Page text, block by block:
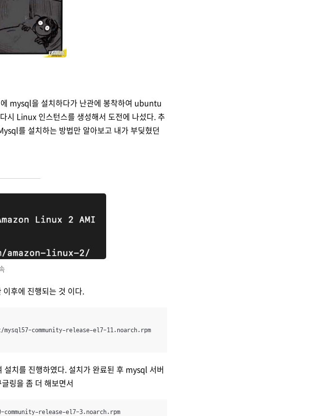
mysql을 설치하다가 난관에 봉착하여 ubuntu
시 Linux 인스턴스를 생성해서 도전에 나섰다. 추
를 설치하는 방법만 알아보고 내가 부딪혔던
후에 진행되는 것 이다.
community-release-el7-11.noarch.rpm
설치를 진행하였다. 설치가 완료된 후 mysql 서버
링을 좀 더 해보면서
release-el7-3.noarch.rpm